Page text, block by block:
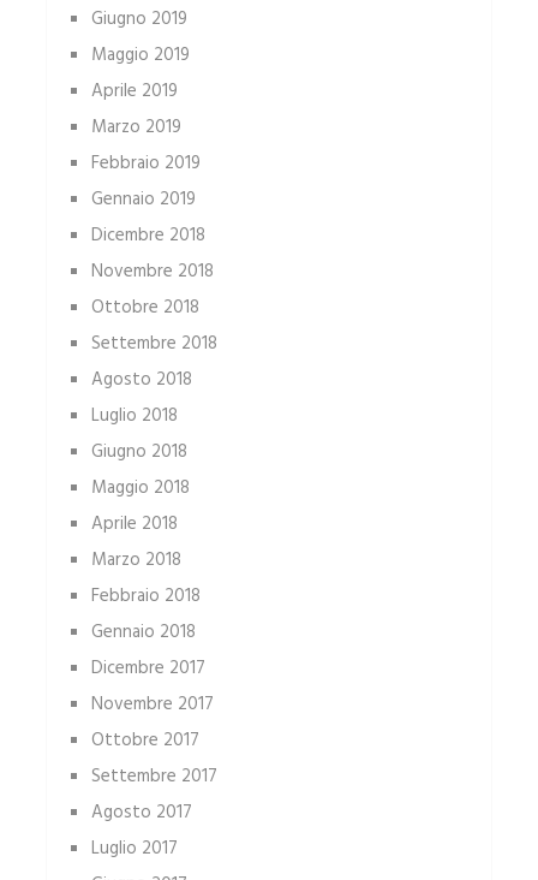
Giugno 2019
Maggio 2019
Aprile 2019
Marzo 2019
Febbraio 2019
Gennaio 2019
Dicembre 2018
Novembre 2018
Ottobre 2018
Settembre 2018
Agosto 2018
Luglio 2018
Giugno 2018
Maggio 2018
Aprile 2018
Marzo 2018
Febbraio 2018
Gennaio 2018
Dicembre 2017
Novembre 2017
Ottobre 2017
Settembre 2017
Agosto 2017
Luglio 2017